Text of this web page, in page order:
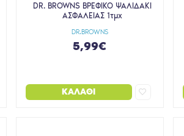
DR.BROWNS
DR. BROWNS ΒΡΕΦΙΚΟ ΨΑΛΙΔΑΚΙ
ΑΣΦΑΛΕΙΑΣ 1τμχ
5,99€
ΚΑΛΆΘΙ